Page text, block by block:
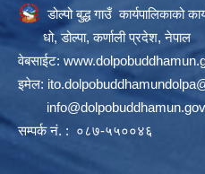
डोल्पो बुद्ध गाउँ कार्यपालिकाको
धो, डोल्पा, कर्णाली प्रदेश, नेपाल
वेबसाईट:
इमेल:
सम्पर्क नं. : ०८७-५५००४६